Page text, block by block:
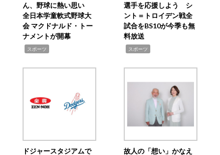
ん、野球に熱い思い
全日本学童軟式野球大
会 マクドナルド・トー
ナメントが開幕
スポーツ
選手を応援しよう シ
ント＝トロイデン戦全
試合をBS10が今季も無
料放送
スポーツ
ドジャースタジアムで
故人の「想い」かなえ